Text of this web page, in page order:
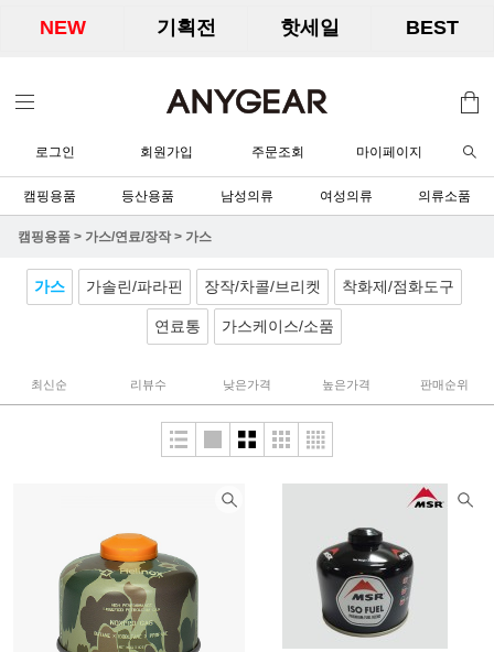
NEW 기획전 핫세일 BEST
로그인 회원가입 주문조회 마이페이지
캠핑용품 등산용품 남성의류 여성의류 의류소품
캠핑용품 > 가스/연료/장작 > 가스
가스 가솔린/파라핀 장작/차콜/브리켓 착화제/점화도구
연료통 가스케이스/소품
최신순 리뷰수 낮은가격 높은가격 판매순위